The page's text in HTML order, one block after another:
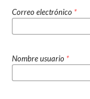
Correo electrónico *
Nombre usuario *